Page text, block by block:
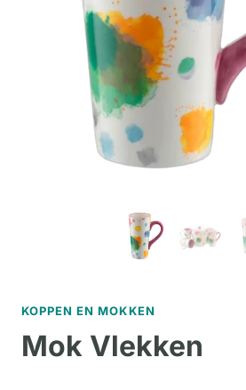
KOPPEN EN MOKKEN
Mok Vlekken